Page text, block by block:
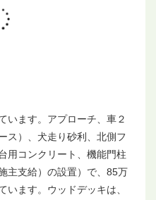
います。アプローチ、車２
ス）、犬走り砂利、北側フ
用コンクリート、機能門柱
主支給）の設置）で、85万
います。ウッドデッキは、